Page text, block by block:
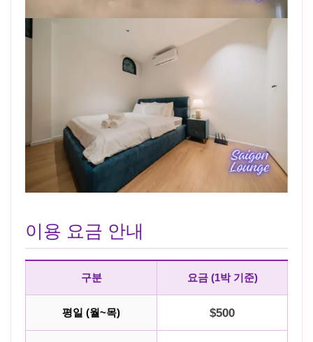
이용 요금 안내
구분 요금 (1박 기준)
평일 (월~목) $500